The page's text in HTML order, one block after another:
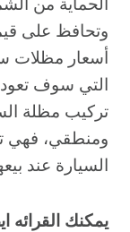
وتحافظ على
أسعار مظلات
التي سوف تعود
تركيب مظلة
ومنطقي، فهي
السيارة عند
يمكنك القرائه